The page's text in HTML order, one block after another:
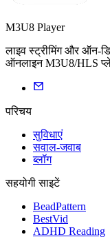
M3U8 Player
लाइव स्ट्रीमिंग और ऑन-
ऑनलाइन M3U8/HLS
परिचय
सुविधाएं
सवाल-जवाब
ब्लॉग
सहयोगी साइटें
BeadPattern
BestVid
ADHD Reading